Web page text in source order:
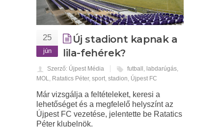
25
jún
Új stadiont kapnak a
lila-fehérek?
Szerző: Újpest Média futball , labdarúgás,
MOL, Ratatics Péter, sport, stadion, Újpest FC
Már vizsgálja a feltételeket, keresi a
lehetőséget és a megfelelő helyszínt az
Újpest FC vezetése, jelentette be Ratatics
Péter klubelnök.